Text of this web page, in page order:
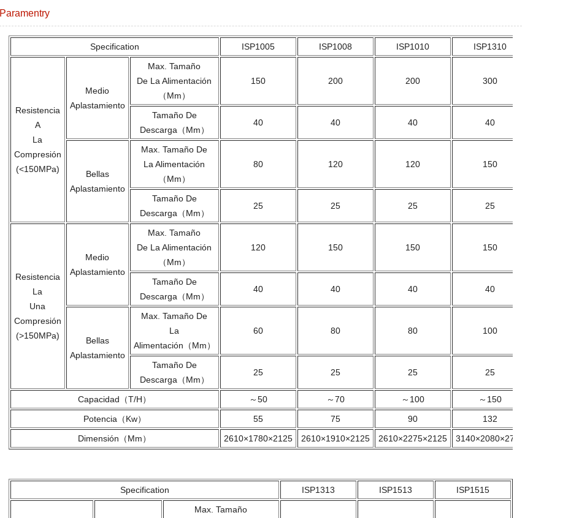
Paramentry
Specification ISP1005 ISP1008 ISP1010 ISP1310
Resistencia
A
La
Compresión
(<150MPa)
Medio
Aplastamiento
Max. Tamaño
De La Alimentación
（mm）
150 200 200 300
Tamaño De
Descarga （mm）
40 40 40 40
Bellas
Aplastamiento
Max. Tamaño De
La Alimentación
（mm）
80 120 120 150
Tamaño De
Descarga（mm）
25 25 25 25
Resistencia
La
Una
Compresión
(>150MPa)
Medio
Aplastamiento
Max. Tamaño
De La Alimentación
（mm）
120 150 150 150
Tamaño De
Descarga（mm）
40 40 40 40
Bellas
Aplastamiento
Max. Tamaño De
La
Alimentación（mm）
60 80 80 100
Tamaño De
Descarga （mm）
25 25 25 25
Capacidad（t/h） ～50 ～70 ～100
～150
Potencia（kw）
55 75 90
132
Dimensión（mm）
2610×1780×2125 2610×1910×2125 2610×2275×2125 3140×2080×2715
Specification ISP1313 ISP1513 ISP1515
Max. Tamaño